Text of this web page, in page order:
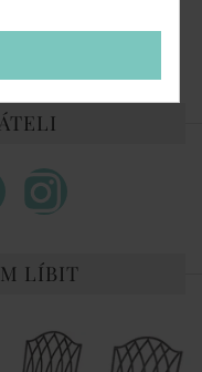
kg.
LÍBIT